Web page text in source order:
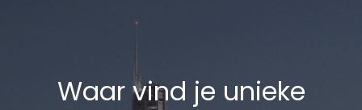
Waar vind je unieke